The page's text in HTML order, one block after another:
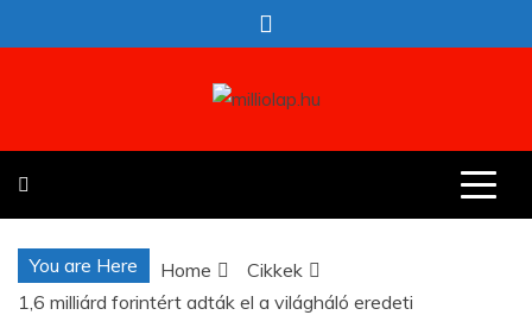
to
milliolap.hu
You are Here Home
Cikkek
1,6 milliárd forintért adták el a világháló eredeti